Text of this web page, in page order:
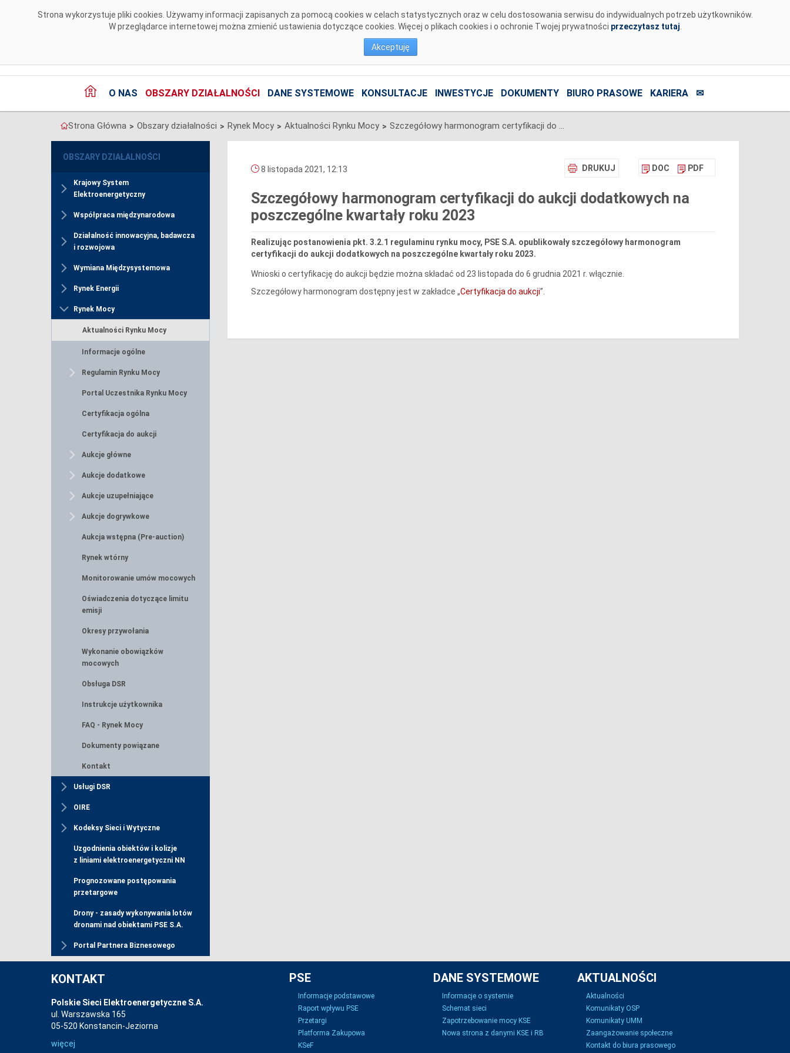
Strona wykorzystuje pliki cookies. Używamy informacji zapisanych za pomocą cookies w celach statystycznych oraz w celu dostosowania serwisu do indywidualnych potrzeb użytkowników.
W przeglądarce internetowej można zmienić ustawienia dotyczące cookies. Więcej o plikach cookies i o ochronie Twojej prywatności przeczytasz tutaj
Akceptuję
O NAS OBSZARY DZIAŁALNOŚCI DANE SYSTEMOWE KONSULTACJE INWESTYCJE DOKUMENTY BIURO PRASOWE KARIERA ✉
Strona Główna > Obszary działalności > Rynek Mocy > Aktualności Rynku Mocy > Szczegółowy harmonogram certyfikacji do aukcji dodatkowych na poszczególne kwartały roku 2023
OBSZARY DZIAŁALNOŚCI
Krajowy System
Elektroenergetyczny
Współpraca międzynarodowa
Działalność innowacyjna, badawcza
i rozwojowa
Wymiana Międzysystemowa
Rynek Energii
Rynek Mocy
Aktualności Rynku Mocy
Informacje ogólne
Regulamin Rynku Mocy
Portal Uczestnika Rynku Mocy
Certyfikacja ogólna
Certyfikacja do aukcji
Aukcje główne
Aukcje dodatkowe
Aukcje uzupełniające
Aukcje dogrywkowe
Aukcja wstępna (Pre-auction)
Rynek wtórny
Monitorowanie umów mocowych
Oświadczenia dotyczące limitu
emisji
Okresy przywołania
Wykonanie obowiązków
mocowych
Obsługa DSR
Instrukcje użytkownika
FAQ - Rynek Mocy
Dokumenty powiązane
Kontakt
Usługi DSR
OIRE
Kodeksy Sieci i Wytyczne
Uzgodnienia obiektów i kolizje
z liniami elektroenergetyczni NN
Prognozowane postępowania
przetargowe
Drony - zasady wykonywania lotów
dronami nad obiektami PSE S.A.
Portal Partnera Biznesowego
DRUKUJ DOC PDF
8 listopada 2021, 12:13
Szczegółowy harmonogram certyfikacji do aukcji dodatkowych na
poszczególne kwartały roku 2023
Realizując postanowienia pkt. 3.2.1 regulaminu rynku mocy, PSE S.A. opublikowały szczegółowy harmonogram
certyfikacji do aukcji dodatkowych na poszczególne kwartały roku 2023.
Wnioski o certyfikację do aukcji będzie można składać od 23 listopada do 6 grudnia 2021 r. włącznie.
Szczegółowy harmonogram dostępny jest w zakładce „Certyfikacja do aukcji”.
KONTAKT
Polskie Sieci Elektroenergetyczne S.A.
ul. Warszawska 165
05-520 Konstancin-Jeziorna
więcej
PSE
Informacje podstawowe
Raport wpływu PSE
Przetargi
Platforma Zakupowa
KSeF
DANE SYSTEMOWE
Informacje o systemie
Schemat sieci
Zapotrzebowanie mocy KSE
Nowa strona z danymi KSE i RB
AKTUALNOŚCI
Aktualności
Komunikaty OSP
Komunikaty UMM
Zaangażowanie społeczne
Kontakt do biura prasowego